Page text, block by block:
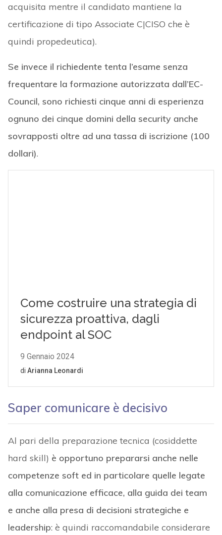
acquisita mentre il candidato mantiene la
certificazione di tipo Associate C|CISO che è
quindi propedeutica).
Se invece il richiedente tenta l’esame senza
frequentare la formazione autorizzata dall’EC-
Council, sono richiesti cinque anni di esperienza
ognuno dei cinque domini della security anche
sovrapposti oltre ad una tassa di iscrizione (100
dollari).
Saper comunicare è decisivo
Al pari della preparazione tecnica (cosiddette
hard skill) è opportuno prepararsi anche nelle
competenze soft ed in particolare quelle legate
alla comunicazione efficace, alla guida dei team
e anche alla presa di decisioni strategiche e
leadership: è quindi raccomandabile considerare